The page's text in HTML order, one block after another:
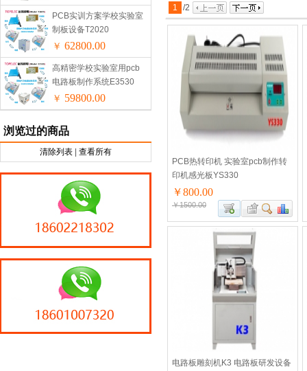
PCB实训方案学校实验室
制板设备T2020
￥ 62800.00
高精密学校实验室用pcb
电路板制作系统E3530
￥ 59800.00
浏览过的商品
清除列表 查看所有
1
/2
PCB热转印机 实验室pcb制作转
印机感光板YS330
￥800.00
￥1500.00
电路板雕刻机K3 电路板研发设备